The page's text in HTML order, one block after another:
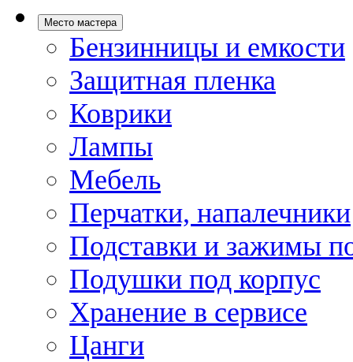
Место мастера
Бензинницы и емкости
Защитная пленка
Коврики
Лампы
Мебель
Перчатки, напалечники
Подставки и зажимы
Подушки под корпус
Хранение в сервисе
Цанги